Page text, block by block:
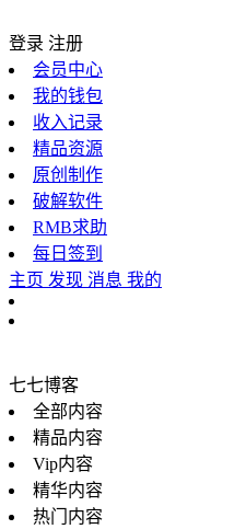
登录 注册
会员中心
我的钱包
收入记录
精品资源
原创制作
破解软件
RMB求助
每日签到
主页 发现 消息 我的
七七博客
全部内容
精品内容
Vip内容
精华内容
热门内容